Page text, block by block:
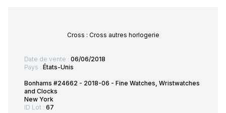
Cross : Cross autres horlogerie
Date de vente : 06/06/2018
Pays : États-Unis
Bonhams #24662 - 2018-06 - Fine Watches, Wristwatches
and Clocks
New York
ID Lot : 67